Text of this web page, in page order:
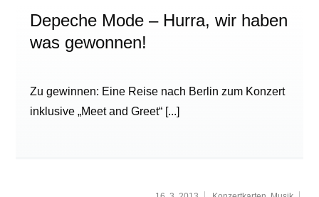
Depeche Mode – Hurra, wir haben
was gewonnen!
Zu gewinnen: Eine Reise nach Berlin zum Konzert
inklusive „Meet and Greet“ [...]